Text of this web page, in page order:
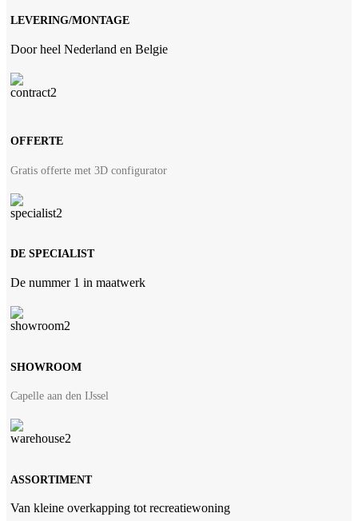
LEVERING/MONTAGE
Door heel Nederland en Belgie
OFFERTE
Gratis offerte met 3D configurator
DE SPECIALIST
De nummer 1 in maatwerk
SHOWROOM
Capelle aan den IJssel
ASSORTIMENT
Van kleine overkapping tot recreatiewoning